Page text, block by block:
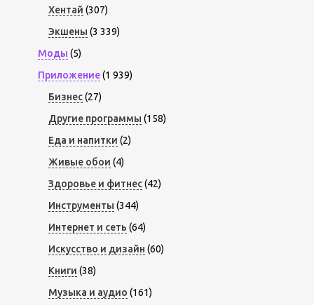
Хентай (307)
Экшены (3 339)
Моды (5)
Приложение(1 939)
Бизнес(27)
Другие программы (158)
Еда и напитки (2)
Живые обои (4)
Здоровье и фитнес(42)
Инструменты (344)
Интернет и сеть (64)
Искусство и дизайн (60)
Книги (38)
Музыка и аудио (161)